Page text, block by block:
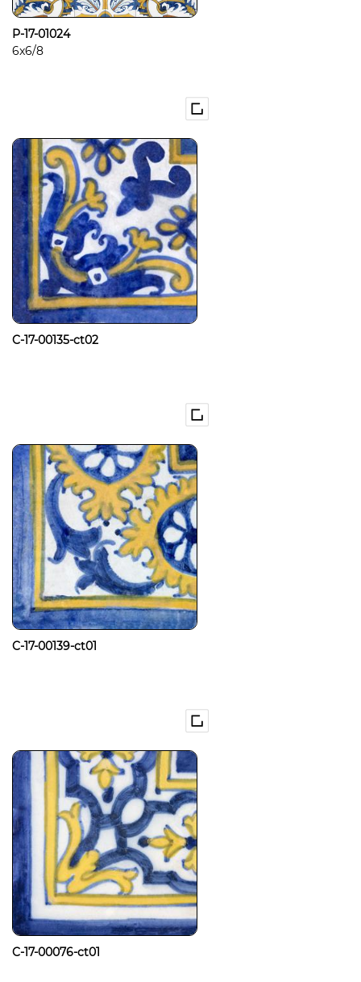
P-17-01024
6x6/8
C-17-00135-ct02
C-17-00139-ct01
C-17-00076-ct01